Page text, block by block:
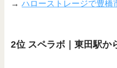
→ハローストレージで豊橋
2位 スペラボ｜東田駅か